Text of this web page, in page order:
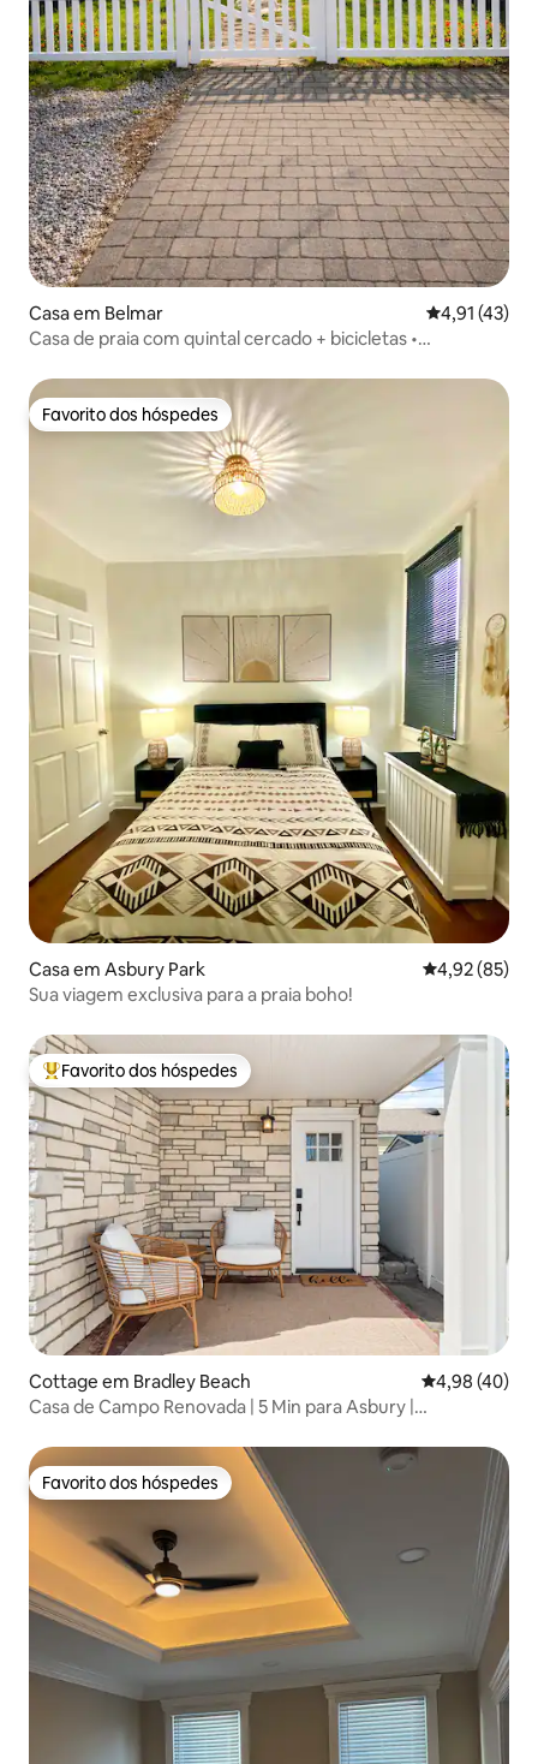
Casa em Belmar
4,91 (43)
Casa de praia com quintal cercado + bicicletas •
Favorito dos hóspedes
Favorito dos hóspedes
Casa em Asbury Park Classificação
4,92 (85)
Sua viagem exclusiva para a praia boho!
Favoritos dos hóspedes mais apreciados
Favorito dos hóspedes
Cottage em Bradley Beach Classificação
4,98 (40)
Casa de Campo Renovada | 5 Min para Asbury |
Favorito dos hóspedes
Favorito dos hóspedes